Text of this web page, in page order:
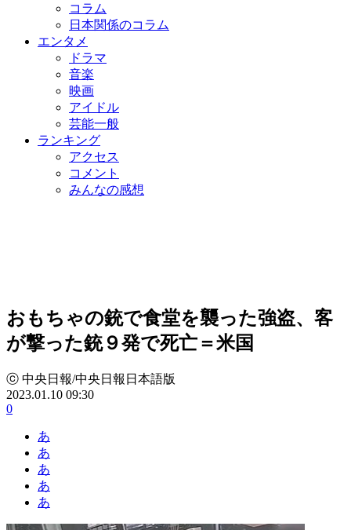
コラム
日本関係のコラム
エンタメ
ドラマ
音楽
映画
アイドル
芸能一般
ランキング
アクセス
コメント
みんなの感想
おもちゃの銃で食堂を襲った強盗、客
が撃った銃９発で死亡＝米国
ⓒ 中央日報/中央日報日本語版
2023.01.10 09:30
0
あ
あ
あ
あ
あ